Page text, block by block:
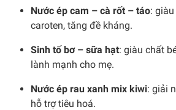
Nước ép cam – cà rốt – táo:
caroten, tăng đề kháng.
Sinh tố bơ – sữa hạt: giàu chất
lành mạnh cho mẹ.
Nước ép rau xanh mix kiwi: giải
hỗ trợ tiêu hoá.